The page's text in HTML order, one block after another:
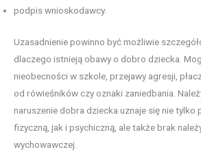
podpis wnioskodawcy.
Uzasadnienie powinno być możliwie
dlaczego istnieją obawy o dobro dziecka.
nieobecności w szkole, przejawy agresji,
od rówieśników czy oznaki zaniedbania.
naruszenie dobra dziecka uznaje się nie tylko
fizyczną, jak i psychiczną, ale także brak
wychowawczej.